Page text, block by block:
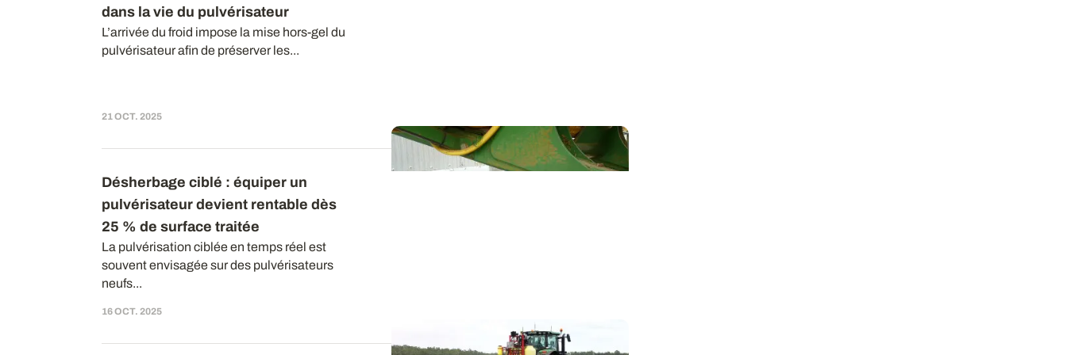
dans la vie du pulvérisateur
L’arrivée du froid impose la mise hors-gel du
pulvérisateur afin de préserver les...
21 OCT. 2025
Désherbage ciblé : équiper un
pulvérisateur devient rentable dès
25 % de surface traitée
La pulvérisation ciblée en temps réel est
souvent envisagée sur des pulvérisateurs
neufs...
16 OCT. 2025